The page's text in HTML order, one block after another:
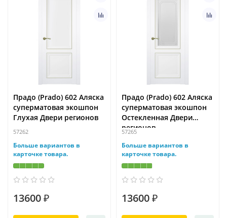
Прадо (Prado) 602 Аляска
суперматовая экошпон
Глухая Двери регионов
57262
Больше вариантов в
карточке товара.
13600 ₽
Прадо (Prado) 602 Аляска
суперматовая экошпон
Остекленная Двери
регионов
57265
Больше вариантов в
карточке товара.
13600 ₽